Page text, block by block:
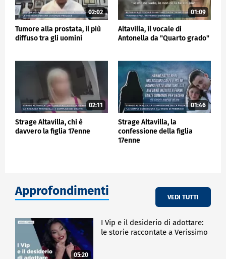
02:02
Tumore alla prostata, il più
diffuso tra gli uomini
01:09
Altavilla, il vocale di
Antonella da "Quarto grado"
02:11
Strage Altavilla, chi è
davvero la figlia 17enne
01:46
Strage Altavilla, la
confessione della figlia
17enne
Approfondimenti VEDI TUTTI
05:20
I Vip e il desiderio di adottare:
le storie raccontate a Verissimo